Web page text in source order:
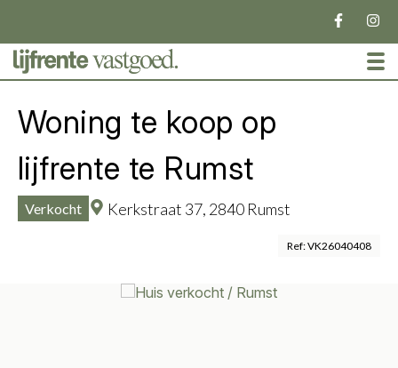
Woning te koop op
lijfrente te Rumst
Verkocht Kerkstraat 37, 2840 Rumst
Ref: VK26040408